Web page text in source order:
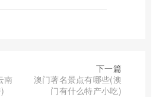
南
下一篇
澳门著名景点有哪些(澳
门有什么特产小吃)